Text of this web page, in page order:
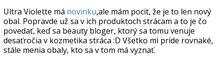
Ultra Violette má novinku,ale mám pocit, že je to len nový
obal. Popravde už sa v ich produktoch strácam a to je čo
povedať, keď sa beauty bloger, ktorý sa tomu venuje
desaťročia v kozmetika stráca :D Všetko mi príde rovnaké,
stále menia obaly, kto sa v tom má vyznať.